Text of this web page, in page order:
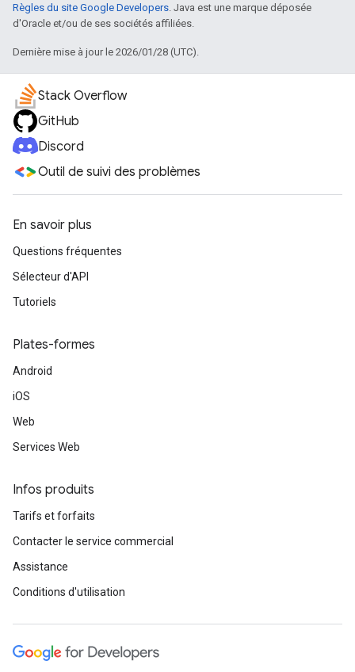
Règles du site Google Developers. Java est une marque déposée
d'Oracle et/ou de ses sociétés affiliées.
Dernière mise à jour le 2026/01/28 (UTC).
Stack Overflow
GitHub
Discord
Outil de suivi des problèmes
En savoir plus
Questions fréquentes
Sélecteur d'API
Tutoriels
Plates-formes
Android
iOS
Web
Services Web
Infos produits
Tarifs et forfaits
Contacter le service commercial
Assistance
Conditions d'utilisation